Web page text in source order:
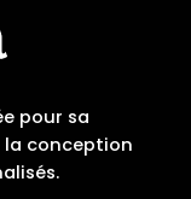
pour sa
conception